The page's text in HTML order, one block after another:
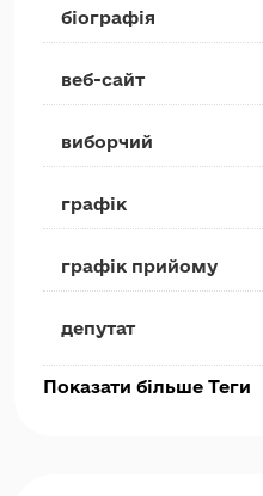
біографія
веб-сайт
виборчий
графік
графік прийому
депутат
Показати більше Теги